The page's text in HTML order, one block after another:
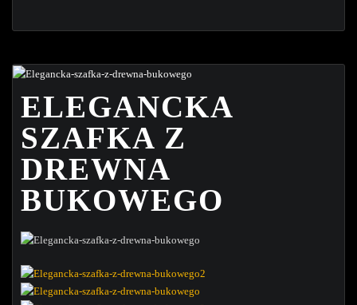
ELEGANCKA
SZAFKA Z
DREWNA
BUKOWEGO